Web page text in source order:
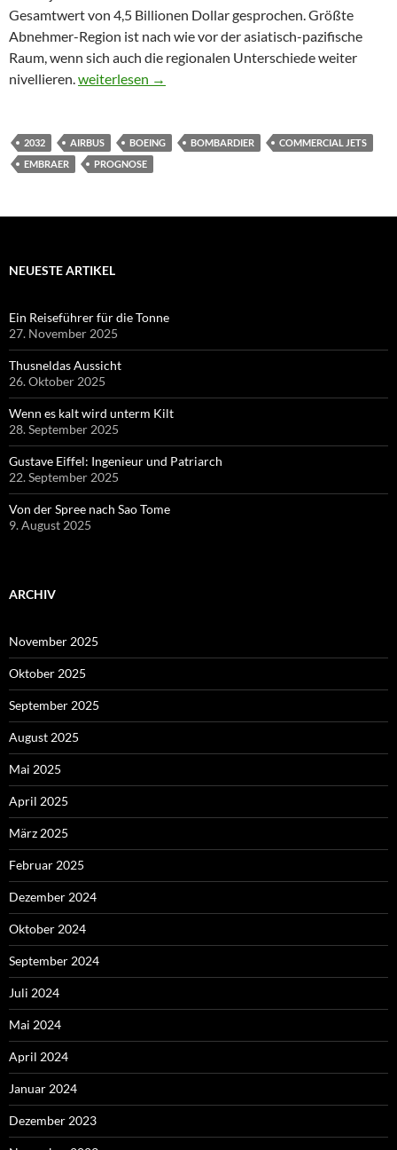
Gesamtwert von 4,5 Billionen Dollar gesprochen. Größte
Abnehmer-Region ist nach wie vor der asiatisch-pazifische
Raum, wenn sich auch die regionalen Unterschiede weiter
nivellieren.Boeing erhöht Langfristprognose für den
weiterlesen →
2032 AIRBUS BOEING BOMBARDIER
COMMERCIAL JETS
EMBRAER
PROGNOSE
NEUESTE ARTIKEL
Ein Reiseführer für die Tonne
27. November 2025
Thusneldas Aussicht
26. Oktober 2025
Wenn es kalt wird unterm Kilt
28. September 2025
Gustave Eiffel: Ingenieur und Patriarch
22. September 2025
Von der Spree nach Sao Tome
9. August 2025
ARCHIV
November 2025
Oktober 2025
September 2025
August 2025
Mai 2025
April 2025
März 2025
Februar 2025
Dezember 2024
Oktober 2024
September 2024
Juli 2024
Mai 2024
April 2024
Januar 2024
Dezember 2023